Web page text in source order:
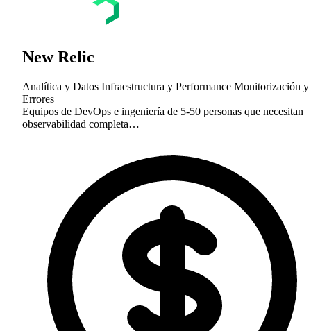
New Relic
Analítica y Datos Infraestructura y Performance Monitorización y
Errores
Equipos de DevOps e ingeniería de 5-50 personas que necesitan
observabilidad completa…